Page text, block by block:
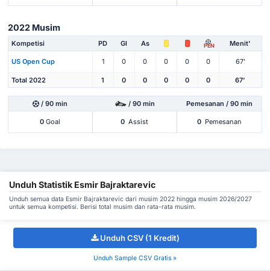
2022 Musim
Kompetisi PD Gl As PEN Menit'
US Open Cup 1 0 0 0 0 0 67'
Total 2022 1 0 0 0 0 0 67'
/ 90 min / 90 min Pemesanan / 90 min
0 Goal 0 Assist 0 Pemesanan
Unduh Statistik Esmir Bajraktarevic
Unduh semua data Esmir Bajraktarevic dari musim 2022 hingga musim 2026/2027
untuk semua kompetisi. Berisi total musim dan rata-rata musim.
Unduh CSV (1 Kredit)
Unduh Sample CSV Gratis »